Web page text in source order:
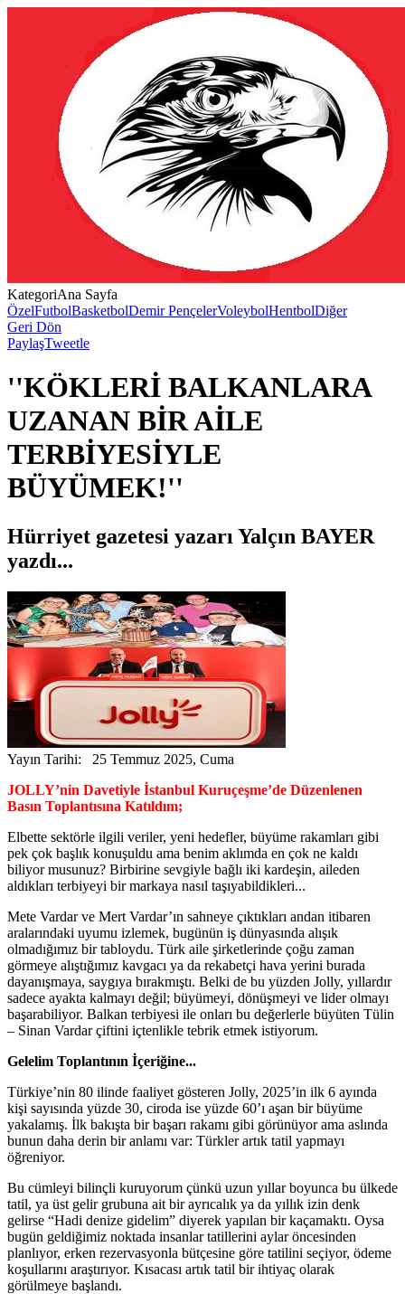
KategoriAna Sayfa
ÖzelFutbolBasketbolDemir PençelerVoleybolHentbolDiğer
Geri Dön
PaylaşTweetle
''KÖKLERİ BALKANLARA
UZANAN BİR AİLE
TERBİYESİYLE
BÜYÜMEK!''
Hürriyet gazetesi yazarı Yalçın BAYER
yazdı...
Yayın Tarihi: 25 Temmuz 2025, Cuma
JOLLY’nin Davetiyle İstanbul Kuruçeşme’de Düzenlenen
Basın Toplantısına Katıldım;
Elbette sektörle ilgili veriler, yeni hedefler, büyüme rakamları gibi
pek çok başlık konuşuldu ama benim aklımda en çok ne kaldı
biliyor musunuz? Birbirine sevgiyle bağlı iki kardeşin, aileden
aldıkları terbiyeyi bir markaya nasıl taşıyabildikleri...
Mete Vardar ve Mert Vardar’ın sahneye çıktıkları andan itibaren
aralarındaki uyumu izlemek, bugünün iş dünyasında alışık
olmadığımız bir tabloydu. Türk aile şirketlerinde çoğu zaman
görmeye alıştığımız kavgacı ya da rekabetçi hava yerini burada
dayanışmaya, saygıya bırakmıştı. Belki de bu yüzden Jolly, yıllardır
sadece ayakta kalmayı değil; büyümeyi, dönüşmeyi ve lider olmayı
başarabiliyor. Balkan terbiyesi ile onları bu değerlerle büyüten Tülin
– Sinan Vardar çiftini içtenlikle tebrik etmek istiyorum.
Gelelim Toplantının İçeriğine...
Türkiye’nin 80 ilinde faaliyet gösteren Jolly, 2025’in ilk 6 ayında
kişi sayısında yüzde 30, ciroda ise yüzde 60’ı aşan bir büyüme
yakalamış. İlk bakışta bir başarı rakamı gibi görünüyor ama aslında
bunun daha derin bir anlamı var: Türkler artık tatil yapmayı
öğreniyor.
Bu cümleyi bilinçli kuruyorum çünkü uzun yıllar boyunca bu ülkede
tatil, ya üst gelir grubuna ait bir ayrıcalık ya da yıllık izin denk
gelirse “Hadi denize gidelim” diyerek yapılan bir kaçamaktı. Oysa
bugün geldiğimiz noktada insanlar tatillerini aylar öncesinden
planlıyor, erken rezervasyonla bütçesine göre tatilini seçiyor, ödeme
koşullarını araştırıyor. Kısacası artık tatil bir ihtiyaç olarak
görülmeye başlandı.